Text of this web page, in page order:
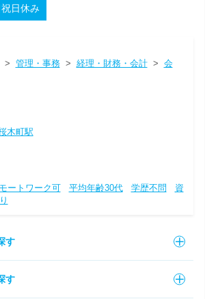
日休み
> 管理・事務> 経理・財務・会計> 会
木町駅
ートワーク可 平均年齢30代 学歴不問
資
す
す